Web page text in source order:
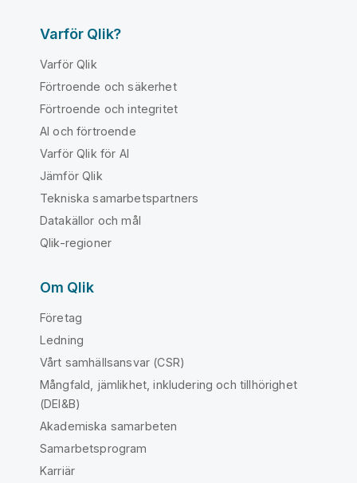
Varför Qlik?
Varför Qlik
Förtroende och säkerhet
Förtroende och integritet
AI och förtroende
Varför Qlik för AI
Jämför Qlik
Tekniska samarbetspartners
Datakällor och mål
Qlik-regioner
Om Qlik
Företag
Ledning
Vårt samhällsansvar (CSR)
Mångfald, jämlikhet, inkludering och tillhörighet
(DEI&B)
Akademiska samarbeten
Samarbetsprogram
Karriär